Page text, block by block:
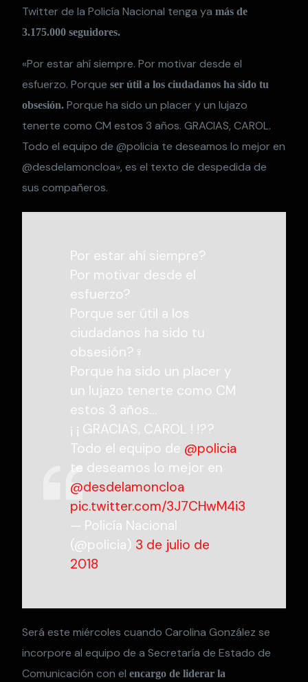
Twitter de la Policía Nacional tenga yamás de
3.175.000 seguidores.
«Por estar ahí siempre. Por motivar desde el
esfuerzo. Porque ser útil a los ciudadanos ha sido tu
obsesión. Porque ha sido un placer y un lujazo
tenerte como CM estos 3 años. GRACIAS, CAROL.
Todo el equipo de @policia te deseamos lo mejor en
@desdelamoncloa», es el texto de despedida de
sus compañeros.
Por estar ahí siempre?
Por motivar desde el
esfuerzo?
Porque ser útil a los
ciudadanos ha sido tu
obsesión?‍♀️
Porque ha sido un placer y
un lujazo tenerte como CM
estos 3 años…
¡ ¡ GRACIAS, CAROL ! !??
Todo el equipo de @policia
te deseamos lo mejor en
@desdelamoncloa
pic.twitter.com/3J7CHwM4i3
— Policía Nacional
(@policia) 3 de julio de
2018
Será este miércoles cuando Carolina González se
incorpore al equipo de a Secretaría de Estado de
Comunicación con elencargo de liderar la